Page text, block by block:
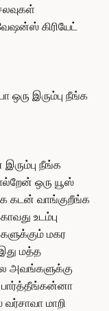
கிரியேட்
ஒரு இரும்பு நீங்க
நீங்க
ஒரு யூஸ்
கடன் வாங்குறீங்க
உடம்பு
மகர
மத்த
அவங்களுக்கு
பார்த்தீங்கன்னா
மாறி